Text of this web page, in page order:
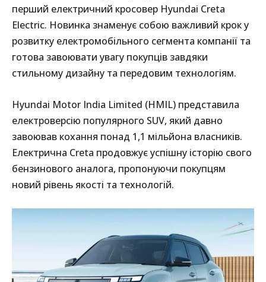
перший електричний кросовер Hyundai Creta
Electric. Новинка знаменує собою важливий крок у
розвитку електромобільного сегмента компанії та
готова завоювати увагу покупців завдяки
стильному дизайну та передовим технологіям.
Hyundai Motor India Limited (HMIL) представила
електроверсію популярного SUV, який давно
завоював кохання понад 1,1 мільйона власників.
Електрична Creta продовжує успішну історію свого
бензинового аналога, пропонуючи покупцям
новий рівень якості та технологій.